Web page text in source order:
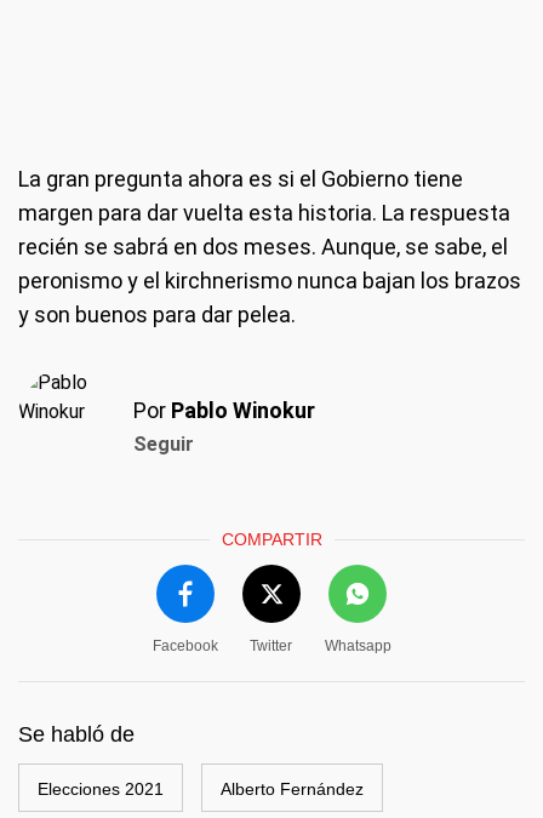
La gran pregunta ahora es si el Gobierno tiene
margen para dar vuelta esta historia. La respuesta
recién se sabrá en dos meses. Aunque, se sabe, el
peronismo y el kirchnerismo nunca bajan los brazos
y son buenos para dar pelea.
Por Pablo Winokur
Seguir
COMPARTIR
Facebook Twitter Whatsapp
Se habló de
Elecciones 2021 Alberto Fernández